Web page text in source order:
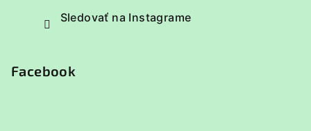
Sledovať na Instagrame
Facebook